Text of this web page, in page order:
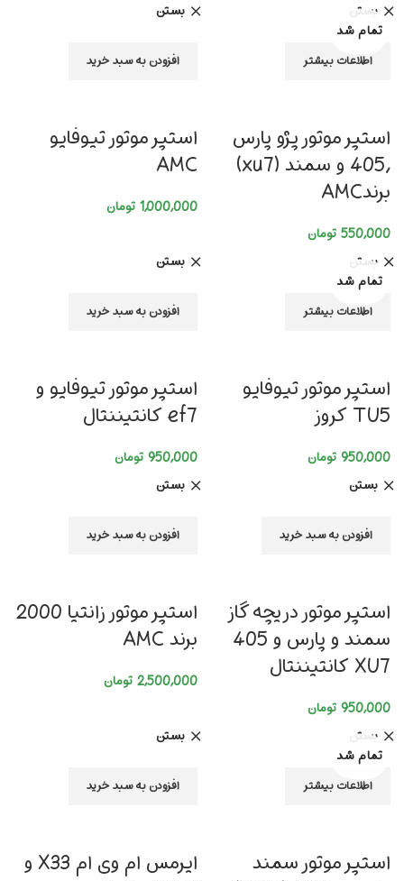
تمام شد
اطلاعات بیشتر
بستن
استپر موتور پژو پارس
,405 و سمند (xu7)
برندAMC
550,000 تومان
افزودن به سبد خرید
بستن
استپر موتور تیوفایو
AMC
1,000,000 تومان
تمام شد
اطلاعات بیشتر
بستن
استپر موتور تیوفایو
TU5 کروز
950,000 تومان
افزودن به سبد خرید
بستن
استپر موتور تیوفایو و
ef7 کانتیننتال
950,000 تومان
افزودن به سبد خرید
بستن
استپر موتور دریچه گاز
سمند و پارس و 405
XU7 کانتیننتال
950,000 تومان
افزودن به سبد خرید
بستن
استپر موتور زانتیا 2000
برند AMC
2,500,000 تومان
تمام شد
اطلاعات بیشتر
بستن
استپر موتور سمند
افزودن به سبد خرید
بستن
ایرمس ام وی ام X33 و